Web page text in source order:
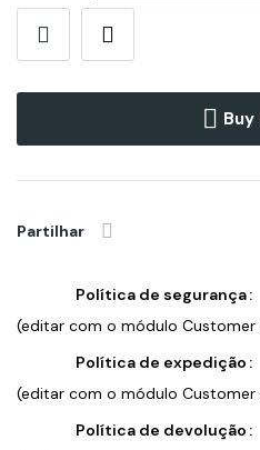
Buy
Partilhar
Política de segurança
(editar com o módulo Customer
Política de expedição
(editar com o módulo Customer
Política de devolução